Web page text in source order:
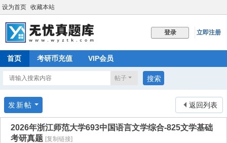
设为首页 收藏本站
登录 立即注册
首页 考研币充值 VIP会员
帖子 搜索
返回列表
发新帖
2026年浙江师范大学693中国语言文学综合-825文学基础
考研真题 [复制链接]